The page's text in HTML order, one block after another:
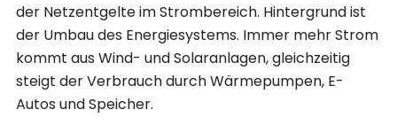
der Netzentgelte im Strombereich. Hintergrund ist
der Umbau des Energiesystems. Immer mehr Strom
kommt aus Wind- und Solaranlagen, gleichzeitig
steigt der Verbrauch durch Wärmepumpen, E-
Autos und Speicher.